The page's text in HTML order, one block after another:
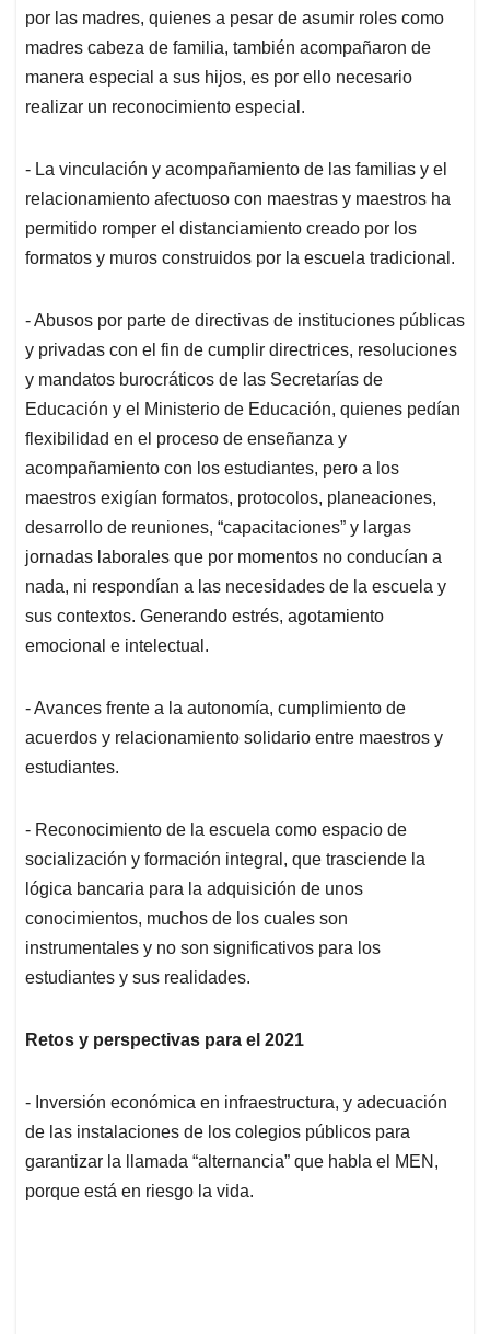
por las madres, quienes a pesar de asumir roles como
madres cabeza de familia, también acompañaron de
manera especial a sus hijos, es por ello necesario
realizar un reconocimiento especial.
- La vinculación y acompañamiento de las familias y el
relacionamiento afectuoso con maestras y maestros ha
permitido romper el distanciamiento creado por los
formatos y muros construidos por la escuela tradicional.
- Abusos por parte de directivas de instituciones públicas
y privadas con el fin de cumplir directrices, resoluciones
y mandatos burocráticos de las Secretarías de
Educación y el Ministerio de Educación, quienes pedían
flexibilidad en el proceso de enseñanza y
acompañamiento con los estudiantes, pero a los
maestros exigían formatos, protocolos, planeaciones,
desarrollo de reuniones, “capacitaciones” y largas
jornadas laborales que por momentos no conducían a
nada, ni respondían a las necesidades de la escuela y
sus contextos. Generando estrés, agotamiento
emocional e intelectual.
- Avances frente a la autonomía, cumplimiento de
acuerdos y relacionamiento solidario entre maestros y
estudiantes.
- Reconocimiento de la escuela como espacio de
socialización y formación integral, que trasciende la
lógica bancaria para la adquisición de unos
conocimientos, muchos de los cuales son
instrumentales y no son significativos para los
estudiantes y sus realidades.
Retos y perspectivas para el 2021
- Inversión económica en infraestructura, y adecuación
de las instalaciones de los colegios públicos para
garantizar la llamada “alternancia” que habla el MEN,
porque está en riesgo la vida.